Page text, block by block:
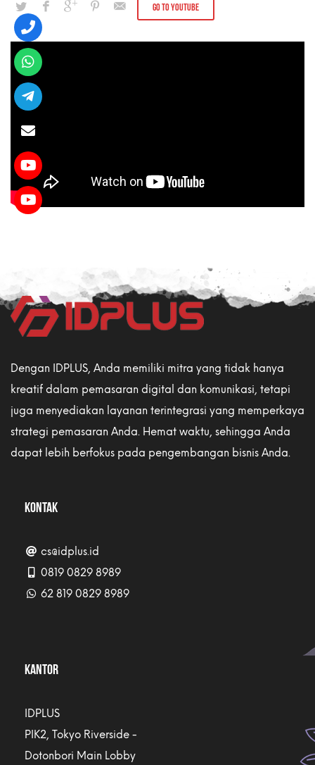
GO TO YOUTUBE
Dengan IDPLUS, Anda memiliki mitra yang tidak hanya
kreatif dalam pemasaran digital dan komunikasi, tetapi
juga menyediakan layanan terintegrasi yang memperkaya
strategi pemasaran Anda. Hemat waktu, sehingga Anda
dapat lebih berfokus pada pengembangan bisnis Anda.
KONTAK
cs@idplus.id
0819 0829 8989
62 819 0829 8989
KANTOR
IDPLUS
PIK2, Tokyo Riverside -
Dotonbori Main Lobby